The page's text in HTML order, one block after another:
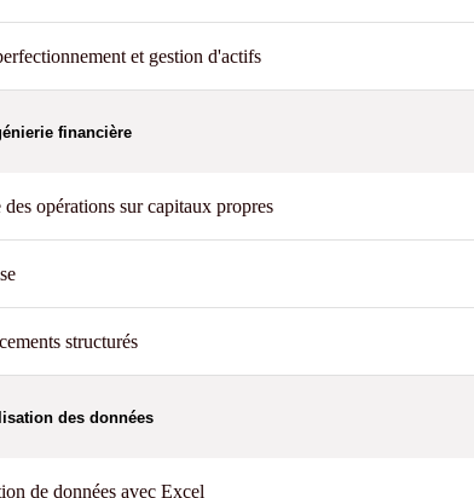
et gestion d'actifs
financière
opérations sur capitaux propres
structurés
des données
de données avec Excel